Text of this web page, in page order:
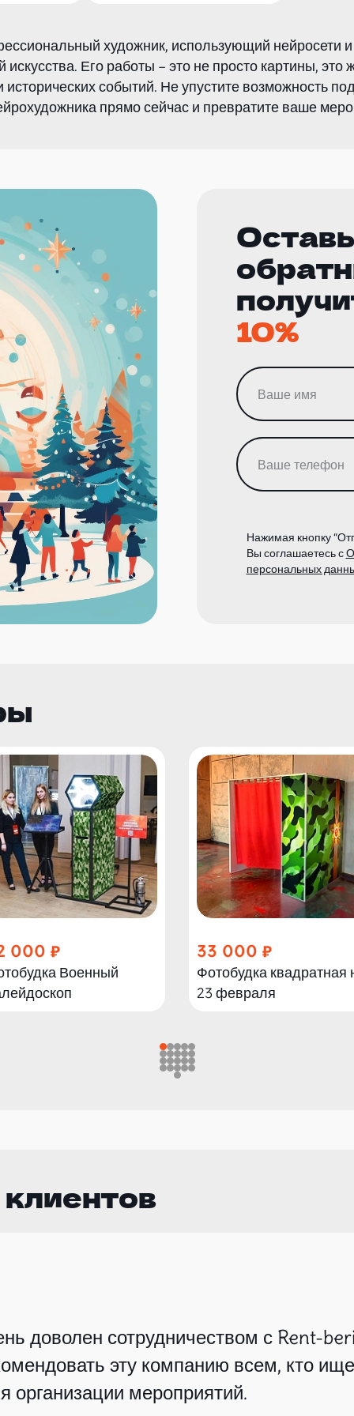
художник, использующий нейросети
Его работы – это не просто картины,
исторических событий. Не упустите возможность
прямо сейчас и превратите ваше
10%
Нажимая кнопку
Вы соглашаетесь с
персональных
000
Военный
33 000
Фотобудка квадратная
23 февраля
доволен сотрудничеством с Rent-
эту компанию всем, кто
организации мероприятий.